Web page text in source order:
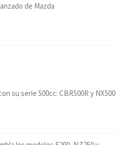
de Mazda
su serie 500cc: CBR500R y NX500